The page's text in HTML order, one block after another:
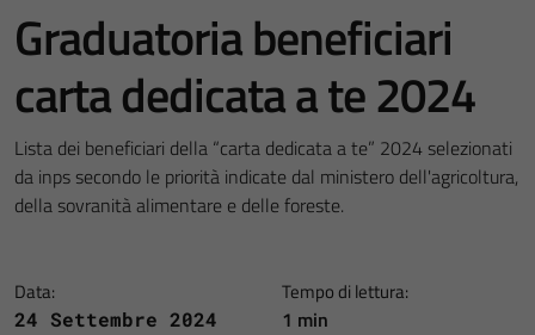
Graduatoria beneficiari
carta dedicata a te 2024
Lista dei beneficiari della “carta dedicata a te” 2024 selezionati
da inps secondo le priorità indicate dal ministero dell'agricoltura,
della sovranità alimentare e delle foreste.
Data:
24 Settembre 2024
Tempo di lettura:
1 min